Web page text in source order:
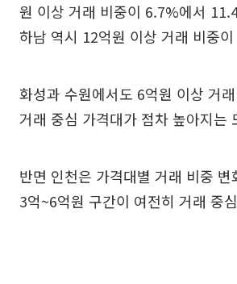
원 이상 거래 비중이 6.7%에서
하남 역시 12억원 이상 거래 비중
화성과 수원에서도 6억원 이상 거
거래 중심 가격대가 점차 높아지는
반면 인천은 가격대별 거래 비중
3억~6억원 구간이 여전히 거래 중